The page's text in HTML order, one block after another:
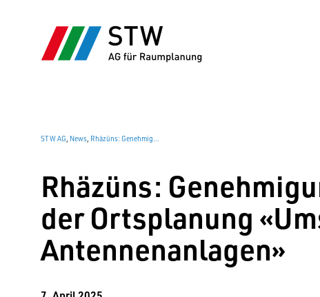
STW AG News,
Rhäzüns:
der Ortsplanung
Antennenanlagen»